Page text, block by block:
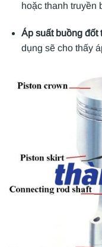
hoặc thanh truyền
Áp suất buồng đốt
dụng sẽ cho thấy